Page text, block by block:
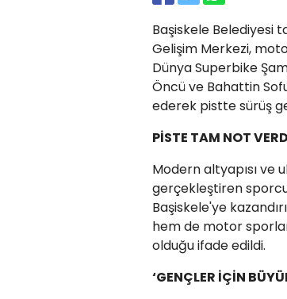
Başiskele Belediyesi
Gelişim Merkezi,
Dünya Superbike
Öncü ve Bahattin
ederek pistte sürüş
PİSTE TAM NOT
Modern altyapısı ve
gerçekleştiren
Başiskele'ye
hem de motor
olduğu ifade edildi.
‘GENÇLER İÇİN